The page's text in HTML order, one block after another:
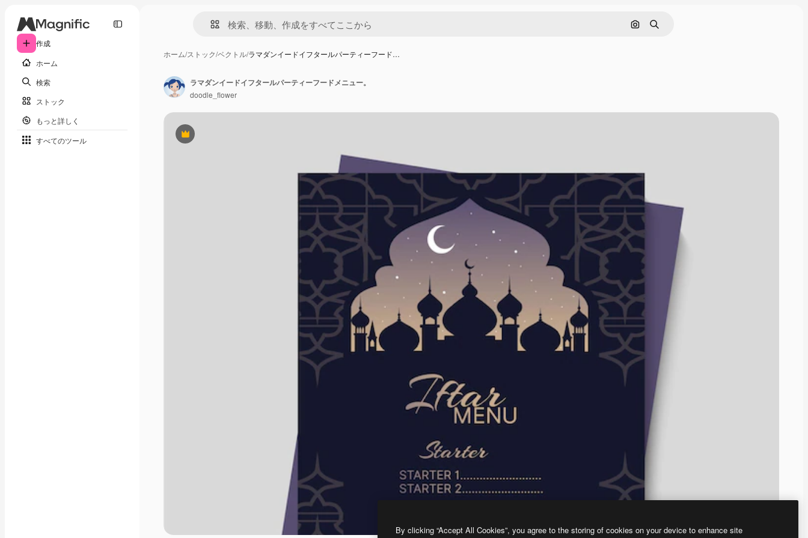
作成
ホーム
検索
ストック
もっと詳しく
すべてのツール
画像で検索
検索
ホーム/ストック/ベクトル/ラマダンイードイフタールパーティーフード…
Premium
ラマダンイードイフタールパーティーフードメニュー。
doodle_flower
By clicking “Accept All Cookies”, you agree to the storing of cookies on your device to enhance site